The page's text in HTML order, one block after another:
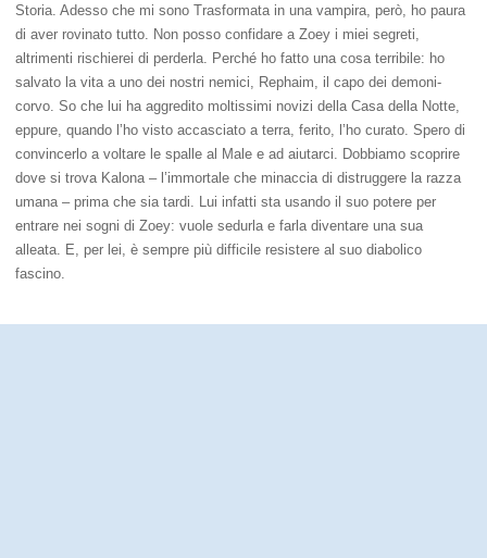
Storia. Adesso che mi sono Trasformata in una vampira, però, ho paura
di aver rovinato tutto. Non posso confidare a Zoey i miei segreti,
altrimenti rischierei di perderla. Perché ho fatto una cosa terribile: ho
salvato la vita a uno dei nostri nemici, Rephaim, il capo dei demoni-
corvo. So che lui ha aggredito moltissimi novizi della Casa della Notte,
eppure, quando l’ho visto accasciato a terra, ferito, l’ho curato. Spero di
convincerlo a voltare le spalle al Male e ad aiutarci. Dobbiamo scoprire
dove si trova Kalona – l’immortale che minaccia di distruggere la razza
umana – prima che sia tardi. Lui infatti sta usando il suo potere per
entrare nei sogni di Zoey: vuole sedurla e farla diventare una sua
alleata. E, per lei, è sempre più difficile resistere al suo diabolico
fascino.